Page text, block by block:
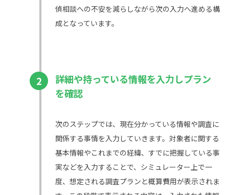
偵相談への不安を減らしながら次の入力へ進める構
成となっています。
2
詳細や持っている情報を入力しプラン
を確認
次のステップでは、現在分かっている情報や調査に
関係する事情を入力していきます。対象者に関する
基本情報やこれまでの経緯、すでに把握している事
実などを入力することで、シミュレーター上で一
度、想定される調査プランと概算費用が表示されま